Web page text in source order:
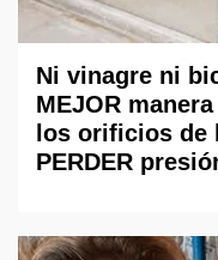
Ni vinagre ni
MEJOR
los orificios de
PERDER